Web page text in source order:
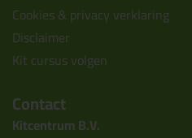
Cookies & privacy verklaring
Disclaimer
Kit cursus volgen
Contact
Kitcentrum B.V.